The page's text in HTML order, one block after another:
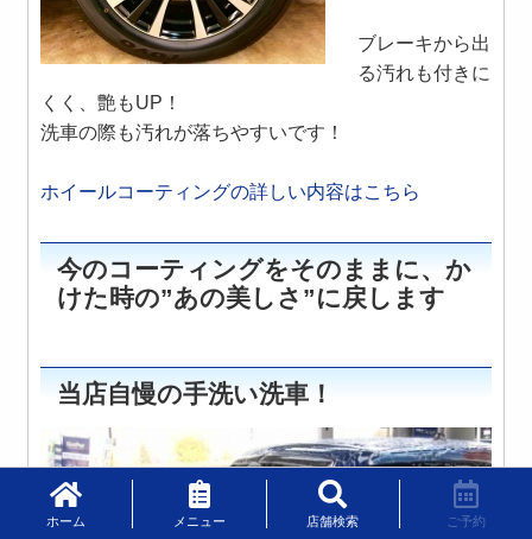
ブレーキから出
る汚れも付きに
くく、艶もUP！
洗車の際も汚れが落ちやすいです！
ホイールコーティングの詳しい内容はこちら
今のコーティングをそのままに、か
けた時の”あの美しさ”に戻します
当店自慢の手洗い洗車！
ホーム メニュー 店舗検索 ご予約